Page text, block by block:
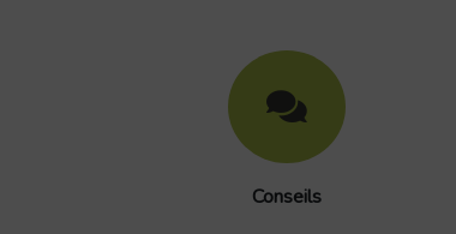
Conseils